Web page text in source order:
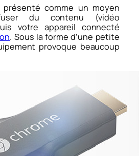
comme un moyen
du contenu (vidéo
votre appareil connecté
. Sous la forme d’une petite
provoque beaucoup